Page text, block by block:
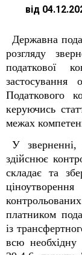
від
Державна
розгляду
податкової
Податкового
керуючись
межах
У зверненні,
здійснює
складає та
платником
із
всю необхідну